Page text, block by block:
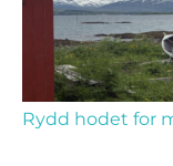
Rydd hodet for